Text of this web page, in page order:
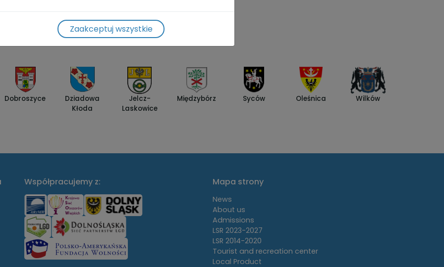
Zaakceptuj wszystkie
Dobroszyce
Dziadowa
Kłoda
Jelcz-
Laskowice
Międzybórz Syców Oleśnica Wilków
Współpracujemy z: Mapa strony
News
About us
Admissions
LSR 2023-2027
LSR 2014-2020
Tourist and recreation center
Local Product